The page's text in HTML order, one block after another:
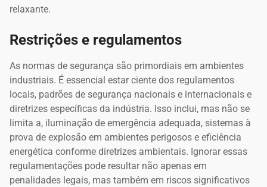
relaxante.
Restrições e regulamentos
As normas de segurança são primordiais em ambientes
industriais. É essencial estar ciente dos regulamentos
locais, padrões de segurança nacionais e internacionais e
diretrizes específicas da indústria. Isso inclui, mas não se
limita a, iluminação de emergência adequada, sistemas à
prova de explosão em ambientes perigosos e eficiência
energética conforme diretrizes ambientais. Ignorar essas
regulamentações pode resultar não apenas em
penalidades legais, mas também em riscos significativos